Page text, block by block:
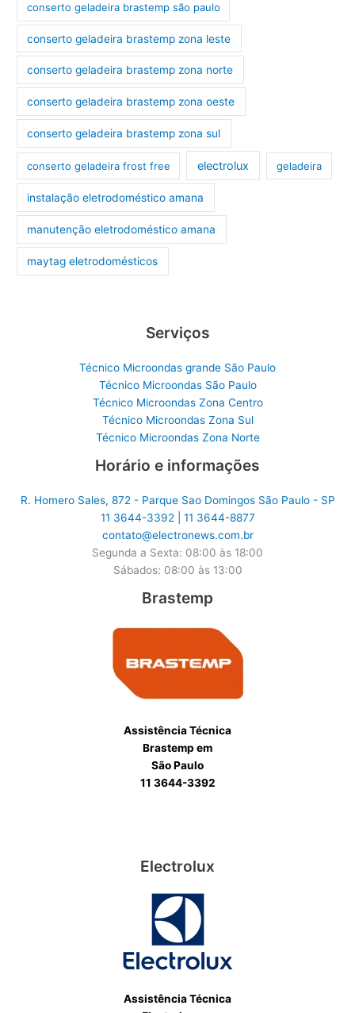
conserto geladeira brastemp são paulo
conserto geladeira brastemp zona leste
conserto geladeira brastemp zona norte
conserto geladeira brastemp zona oeste
conserto geladeira brastemp zona sul
conserto geladeira frost free electrolux geladeira
instalação eletrodoméstico amana
manutenção eletrodoméstico amana
maytag eletrodomésticos
Serviços
Técnico Microondas grande São Paulo
Técnico Microondas São Paulo
Técnico Microondas Zona Centro
Técnico Microondas Zona Sul
Técnico Microondas Zona Norte
Horário e informações
R. Homero Sales, 872 - Parque Sao Domingos São Paulo - SP
11 3644-3392 | 11 3644-8877
contato@electronews.com.br
Segunda a Sexta: 08:00 às 18:00
Sábados: 08:00 às 13:00
Brastemp
Assistência Técnica
Brastemp em
São Paulo
11 3644-3392
Electrolux
Assistência Técnica